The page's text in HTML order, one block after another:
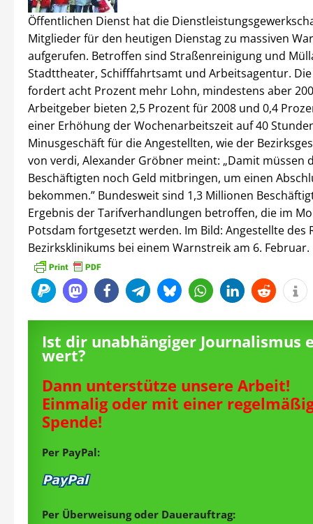
Öffentlichen Dienst hat die
Mitglieder für den heutigen Dienstag zu massiven
aufgerufen. Betroffen sind Straßenreinigung und
Stadttheater, Schifffahrtsamt und Arbeitsagentur.
fordert acht Prozent mehr Lohn, mindestens aber
Arbeitgeber bieten 2,5 Prozent für 2008 und 0,4
einer Erhöhung der Wochenarbeitszeit auf 40
Minusgeschäft für die Angestellten, wie der
von verdi, Alexander Gröbner meint: „Damit müssen
Beschäftigten noch Geld mitbringen, um einen
bekommen.” Bundesweit sind 1,3 Millionen
Ergebnis der Tarifverhandlungen betroffen, die im
Potsdam fortgesetzt werden. Im Bild: Angestellte des
Bezirksklinikums bei einem Warnstreik am 6. Februar.
Ist dir unabhängiger Journalismus
wert?
Dann unterstütze unsere Arbeit!
Einmalig oder mit einer
Spende!
Per PayPal:
Per Überweisung oder Dauerauftrag: